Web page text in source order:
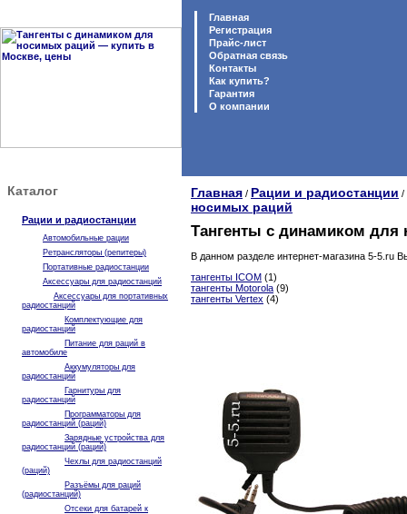
Главная
Регистрация
Прайс-лист
Обратная связь
Контакты
Как купить?
Гарантия
O компании
Каталог
Рации и радиостанции
Автомобильные рации
Ретрансляторы (репитеры)
Портативные радиостанции
Аксессуары для радиостанций
Аксессуары для портативных
радиостанций
Комплектующие для
радиостанций
Питание для раций в
автомобиле
Аккумуляторы для
радиостанций
Гарнитуры для
радиостанций
Программаторы для
радиостанций (раций)
Зарядные устройства для
радиостанций (раций)
Чехлы для радиостанций
(раций)
Разъёмы для раций
(радиостанций)
Отсеки для батарей к
Главная / Рации и радиостанции /
носимых раций
Тангенты с динамиком для
В данном разделе интернет-магазина 5-5.ru
тангенты ICOM (1)
тангенты Motorola (9)
тангенты Vertex (4)